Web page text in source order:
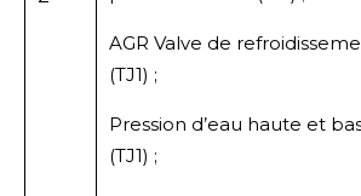
AGR Valve de
(TJ1) ;
Pression d’eau haute et
(TJ1) ;